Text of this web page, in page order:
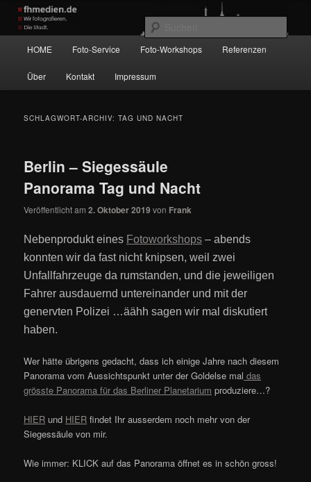
Zum
primären
Inhalt
springen
Zum
sekundären
Inhalt
springen
Wir fotografieren die Hauptstadt!
HOME Foto-Service Foto-Workshops Referenzen
Über Kontakt Impressum
SCHLAGWORT-ARCHIV:TAG UND NACHT
Berlin – Siegessäule
Panorama Tag und Nacht
Veröffentlicht am2. Oktober 2019 von Frank
Nebenprodukt eines Fotoworkshops – abends
konnten wir da fast nicht knipsen, weil zwei
Unfallfahrzeuge da rumstanden, und die jeweiligen
Fahrer ausdauernd untereinander und mit der
genervten Polizei …äähh sagen wir mal diskutiert
haben.
Wer hätte übrigens gedacht, dass ich einige Jahre nach diesem
Panorama vom Aussichtspunkt unter der Goldelse mal das
grösste Panorama für das Berliner Planetarium produziere…?
HIER und HIER findet Ihr ausserdem noch mehr von der
Siegessäule von mir.
Wie immer: KLICK auf das Panorama öffnet es in schön gross!